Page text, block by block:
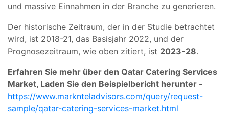
und massive Einnahmen in der Branche zu generieren.
Der historische Zeitraum, der in der Studie betrachtet
wird, ist 2018-21, das Basisjahr 2022, und der
Prognosezeitraum, wie oben zitiert, ist 2023-28.
Erfahren Sie mehr über den Qatar Catering Services
Market, Laden Sie den Beispielbericht herunter -
https://www.marknteladvisors.com/query/request-
sample/qatar-catering-services-market.html